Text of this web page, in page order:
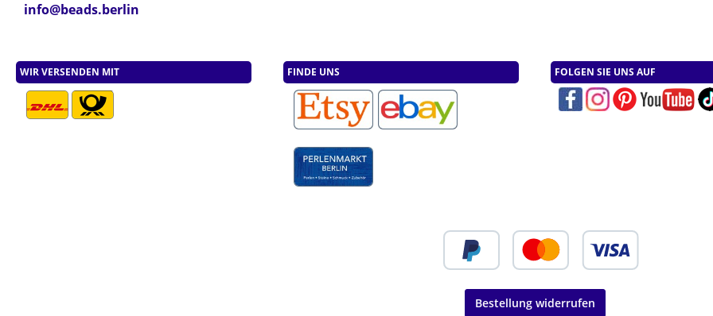
info@beads.berlin
WIR VERSENDEN MIT FINDE UNS FOLGEN SIE UNS AUF
Bestellung widerrufen